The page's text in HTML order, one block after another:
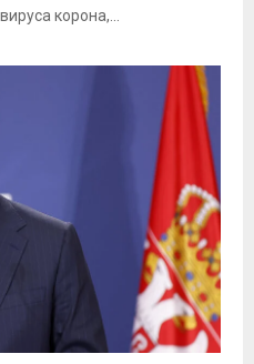
корона,...